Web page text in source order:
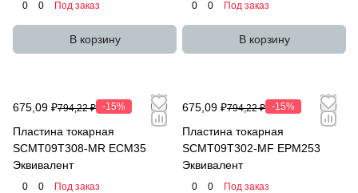
0 0 Под заказ
В корзину
0 0 Под заказ
В корзину
675,09 ₽794,22 ₽ -15%
Пластина токарная
SCMT09T308-MR ECM35
Эквивалент
0 0 Под заказ
675,09 ₽794,22 ₽ -15%
Пластина токарная
SCMT09T302-MF EPM253
Эквивалент
0 0 Под заказ